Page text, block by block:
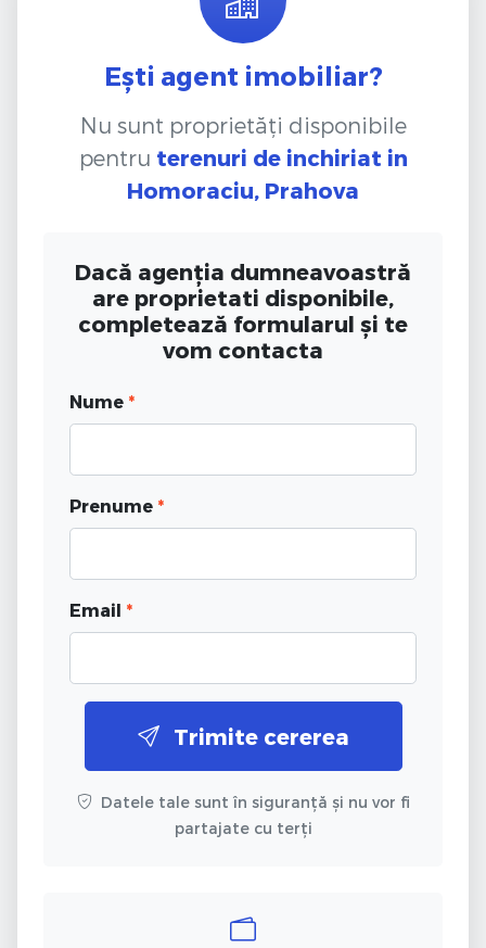
Ești agent imobiliar?
Nu sunt proprietăți disponibile
pentru terenuri de inchiriat in
Homoraciu, Prahova
Dacă agenția dumneavoastră
are proprietati disponibile,
completează formularul și te
vom contacta
Nume *
Prenume *
Email *
Trimite cererea
Datele tale sunt în siguranță și nu vor fi
partajate cu terți